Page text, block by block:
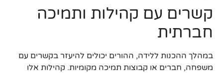
קשרים עם קהילות ותמיכה
חברתית
במהלך ההכנות ללידה, ההורים יכולים להיעזר בקשרים עם
משפחה, חברים או קבוצות תמיכה מקומיות. קהילות אלו